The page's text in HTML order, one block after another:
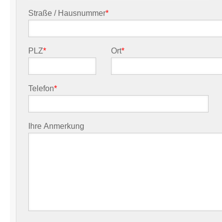
Straße / Hausnummer*
PLZ* Ort*
Telefon*
Ihre Anmerkung